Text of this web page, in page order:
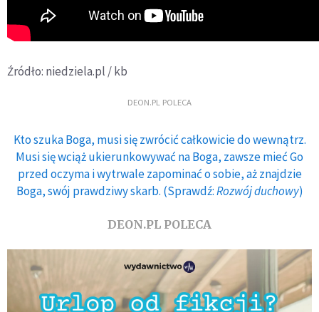
Źródło: niedziela.pl / kb
DEON.PL POLECA
Kto szuka Boga, musi się zwrócić całkowicie do wewnątrz.
Musi się wciąż ukierunkowywać na Boga, zawsze mieć Go
przed oczyma i wytrwale zapominać o sobie, aż znajdzie
Boga, swój prawdziwy skarb. (Sprawdź:Rozwój duchowy)
DEON.PL POLECA